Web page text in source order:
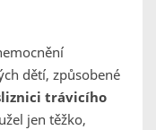
dětí, způsobené
trávicího
jen těžko,